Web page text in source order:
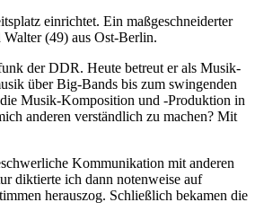
einrichtet. Ein maßgeschneiderter
Walter (49) aus Ost-Berlin.
der DDR. Heute betreut er als Musik-
über Big-Bands bis zum swingenden
Musik-Komposition und -Produktion in
anderen verständlich zu machen? Mit
Kommunikation mit anderen
diktierte ich dann notenweise auf
herauszog. Schließlich bekamen die